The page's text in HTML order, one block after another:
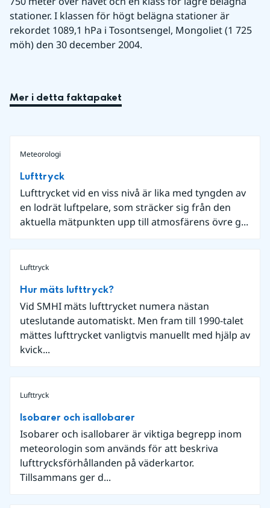
stationer. I klassen för högt belägna stationer är
rekordet 1089,1 hPa i Tosontsengel, Mongoliet (1 725
möh) den 30 december 2004.
Mer i detta faktapaket
Meteorologi
Lufttryck
Lufttrycket vid en viss nivå är lika med tyngden av
en lodrät luftpelare, som sträcker sig från den
aktuella mätpunkten upp till atmosfärens övre g...
Lufttryck
Hur mäts lufttryck?
Vid SMHI mäts lufttrycket numera nästan
uteslutande automatiskt. Men fram till 1990-talet
mättes lufttrycket vanligtvis manuellt med hjälp av
kvick...
Lufttryck
Isobarer och isallobarer
Isobarer och isallobarer är viktiga begrepp inom
meteorologin som används för att beskriva
lufttrycksförhållanden på väderkartor.
Tillsammans ger d...